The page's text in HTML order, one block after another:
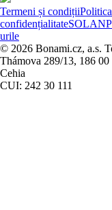
Termeni și condiții
confidențialitateSOL
urile
© 2026 Bonami.cz, a.s.
Thámova 289/13, 186 00
Cehia
CUI: 242 30 111